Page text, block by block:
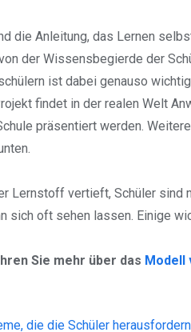
die Anleitung, das Lernen
der Wissensbegierde der
ist dabei genauso
findet in der realen Welt
präsentiert werden.
Lernstoff vertieft, Schüler sind
sich oft sehen lassen. Einige
Sie mehr über das Modell
die die Schüler herausfordern